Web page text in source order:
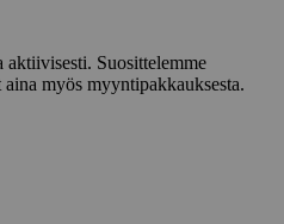
Suosittelemme
myös myyntipakkauksesta.